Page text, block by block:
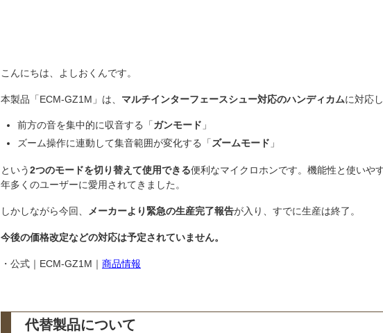
こんにちは、よしおくんです。
本製品「ECM-GZ1M」は、 マルチインターフェースシュー対応のハンディカムに対応し
前方の音を集中的に収音する「ガンモード 」
ズーム操作に連動して集音範囲が変化する「 ズームモード 」
という2つのモードを切り替えて使用できる便利なマイクロホンです。機能性と使いや
年多くのユーザーに愛用されてきました。
しかしながら今回、 メーカーより緊急の生産完了報告が入り、すでに生産は終了。
今後の価格改定などの対応は予定されていません。
・公式｜ECM-GZ1M｜ 商品情報
代替製品について